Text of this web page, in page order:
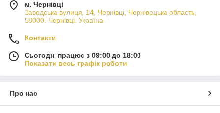
м. Чернівці
Заводська вулиця, 14, Чернівці, Чернівецька область,
58000, Чернівці, Україна
Контакти
Сьогодні працює з 09:00 до 18:00
Показати весь графік роботи
Про нас